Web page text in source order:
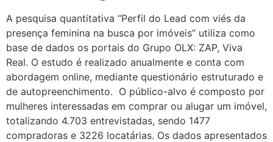
A pesquisa quantitativa “Perfil do Lead com viés da
presença feminina na busca por imóveis” utiliza como
base de dados os portais do Grupo OLX: ZAP, Viva
Real. O estudo é realizado anualmente e conta com
abordagem online, mediante questionário estruturado e
de autopreenchimento. O público-alvo é composto por
mulheres interessadas em comprar ou alugar um imóvel,
totalizando 4.703 entrevistadas, sendo 1477
compradoras e 3226 locatárias. Os dados apresentados